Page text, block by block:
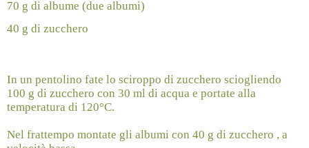
70 g di albume (due albumi)
40 g di zucchero
In un pentolino fate lo sciroppo di zucchero sciogliendo
100 g di zucchero con 30 ml di acqua e portate alla
temperatura di 120°C.
Nel frattempo montate gli albumi con 40 g di zucchero , a